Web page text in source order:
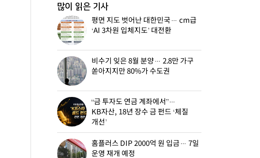
많이 읽은 기사
평면 지도 벗어난 대한민국… cm급
‘AI 3차원 입체지도’ 대전환
비수기 잊은 8월 분양… 2.8만 가구
쏟아지지만 80%가 수도권
“금 투자도 연금 계좌에서”…
KB자산, 18년 장수 금 펀드 ‘체질
개선’
홈플러스 DIP 2000억 원 입금… 7일
운영 재개 예정